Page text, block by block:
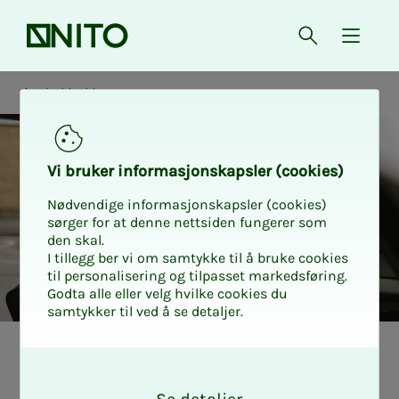
Forsiden Åpne søk
{
Arbeidstid
Vi bru­­­ker in­­­for­­­ma­­­sjons­­­kaps­­­­­ler (cookies)
Nødvendige informasjonskapsler (cookies)
sørger for at denne nettsiden fungerer som
den skal.
I tillegg ber vi om samtykke til å bruke cookies
til personalisering og tilpasset markedsføring.
Godta alle eller velg hvilke cookies du
samtykker til ved å se detaljer.